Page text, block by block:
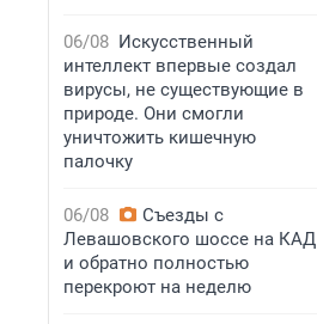
06/08 Искусственный
интеллект впервые создал
вирусы, не существующие в
природе. Они смогли
уничтожить кишечную
палочку
06/08
Съезды с
Левашовского шоссе на КАД
и обратно полностью
перекроют на неделю